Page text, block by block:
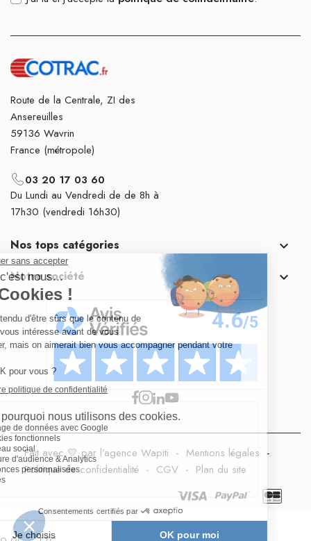
Route de la Centrale, ZI des
Ansereuilles
59136 Wavrin
France (métropole)
03 20 17 03 60
Du Lundi au Vendredi de de 8h à
17h30 (vendredi 16h30)
Nos tops catégories 
Notre société 
Fait avec 💛 par l’agence Wapiti - Mentions légales -
Politique de confidentialité - CGV - Plan du site